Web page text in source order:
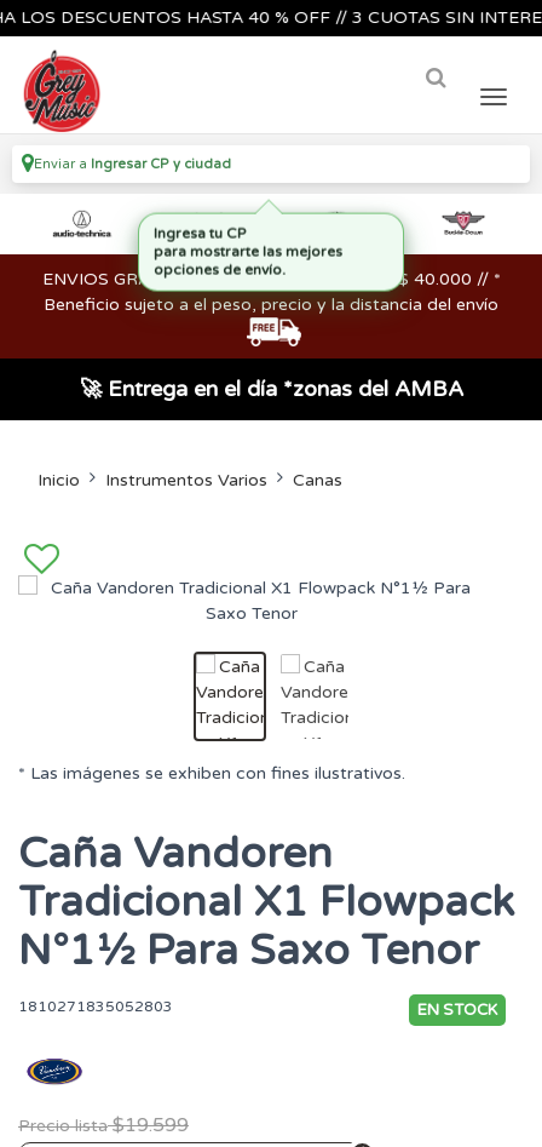
DESCUENTOS HASTA 40 % OFF // 3 CUOTAS SIN
Enviar a Ingresar CP y ciudad
ENVIOS GRATIS en compras mayores a los $ 40.000 // *
Beneficio sujeto a el peso, precio y la distancia del envío
🚀 Entrega en el día *zonas del AMBA
Inicio Instrumentos Varios Canas
* Las imágenes se exhiben con fines ilustrativos.
Caña Vandoren
Tradicional X1 Flowpack
N°1½ Para Saxo Tenor
1810271835052803 EN STOCK
Precio lista $19.599